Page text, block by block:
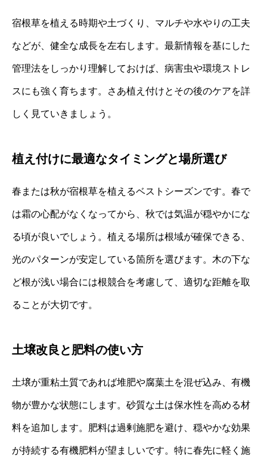
宿根草を植える時期や土づくり、マルチや水やりの工夫
などが、健全な成長を左右します。最新情報を基にした
管理法をしっかり理解しておけば、病害虫や環境ストレ
スにも強く育ちます。さあ植え付けとその後のケアを詳
しく見ていきましょう。
植え付けに最適なタイミングと場所選び
春または秋が宿根草を植えるベストシーズンです。春で
は霜の心配がなくなってから、秋では気温が穏やかにな
る頃が良いでしょう。植える場所は根域が確保できる、
光のパターンが安定している箇所を選びます。木の下な
ど根が浅い場合には根競合を考慮して、適切な距離を取
ることが大切です。
土壌改良と肥料の使い方
土壌が重粘土質であれば堆肥や腐葉土を混ぜ込み、有機
物が豊かな状態にします。砂質な土は保水性を高める材
料を追加します。肥料は過剰施肥を避け、穏やかな効果
が持続する有機肥料が望ましいです。特に春先に軽く施